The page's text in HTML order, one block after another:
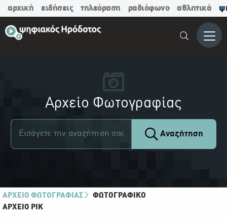
αρχική ειδήσεις τηλεόραση ραδιόφωνο αθλητικά
Μενού
Αρχείο Φωτογραφίας
Αναζήτηση
ΑΡΧΕΙΟ ΦΩΤΟΓΡΑΦΙΑΣ
ΦΩΤΟΓΡΑΦΙΚΌ
ΑΡΧΕΊΟ ΡΙΚ